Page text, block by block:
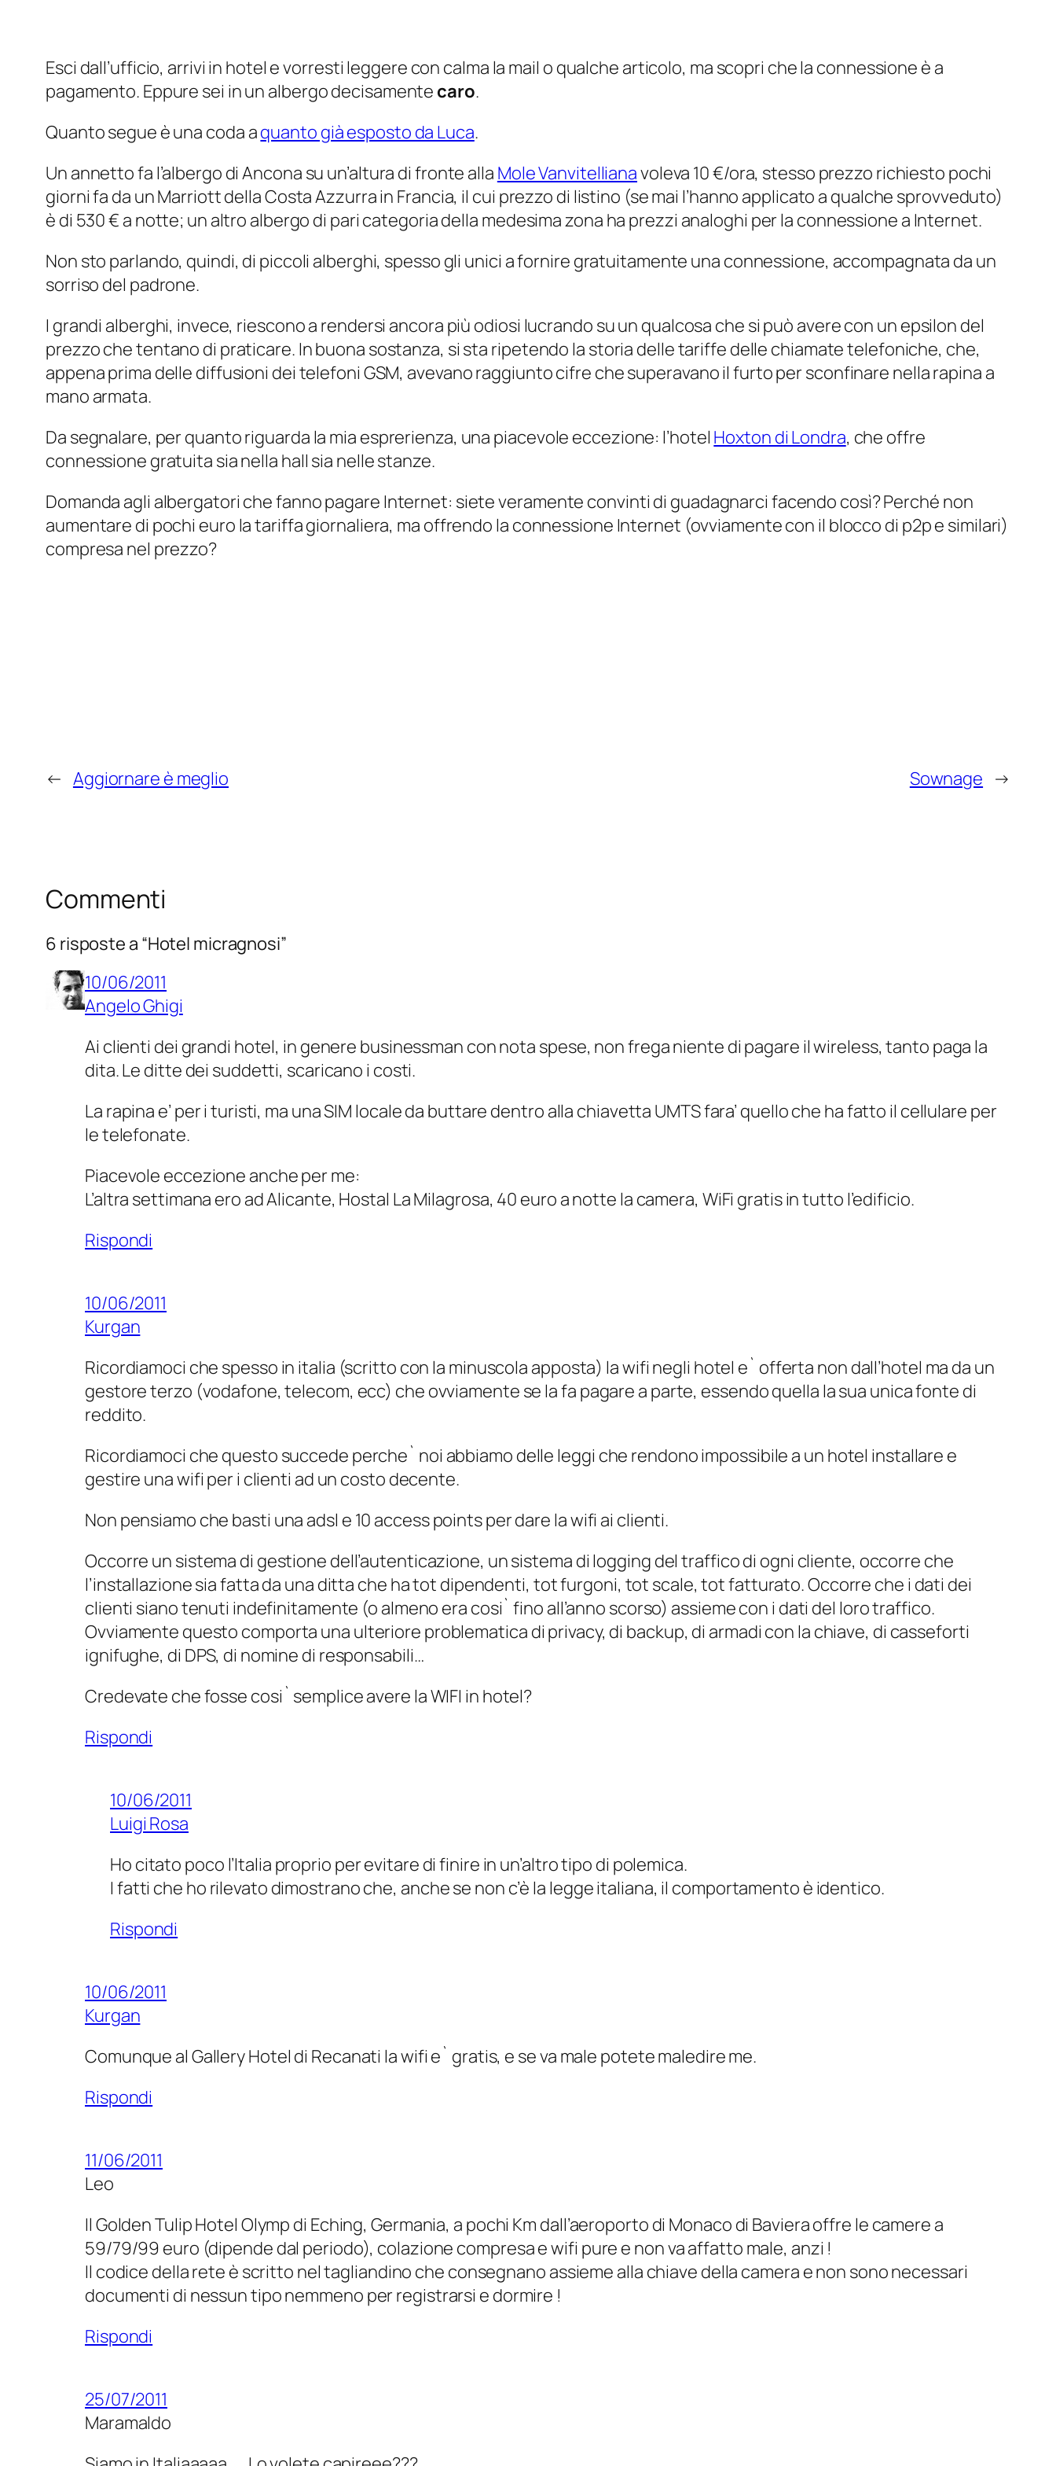
Esci dall’ufficio, arrivi in hotel e vorresti leggere con calma la mail o qualche articolo, ma scopri che la connessione è a
pagamento. Eppure sei in un albergo decisamente caro.
Quanto segue è una coda aquanto già esposto da Luca.
Un annetto fa l’albergo di Ancona su un’altura di fronte alla Mole Vanvitellianavoleva 10 €/ora, stesso prezzo richiesto pochi
giorni fa da un Marriott della Costa Azzurra in Francia, il cui prezzo di listino (se mai l’hanno applicato a qualche sprovveduto)
è di 530 € a notte; un altro albergo di pari categoria della medesima zona ha prezzi analoghi per la connessione a Internet.
Non sto parlando, quindi, di piccoli alberghi, spesso gli unici a fornire gratuitamente una connessione, accompagnata da un
sorriso del padrone.
I grandi alberghi, invece, riescono a rendersi ancora più odiosi lucrando su un qualcosa che si può avere con un epsilon del
prezzo che tentano di praticare. In buona sostanza, si sta ripetendo la storia delle tariffe delle chiamate telefoniche, che,
appena prima delle diffusioni dei telefoni GSM, avevano raggiunto cifre che superavano il furto per sconfinare nella rapina a
mano armata.
Da segnalare, per quanto riguarda la mia esprerienza, una piacevole eccezione: l’hotel Hoxton di Londra, che offre
connessione gratuita sia nella hall sia nelle stanze.
Domanda agli albergatori che fanno pagare Internet: siete veramente convinti di guadagnarci facendo così? Perché non
aumentare di pochi euro la tariffa giornaliera, ma offrendo la connessione Internet (ovviamente con il blocco di p2p e similari)
compresa nel prezzo?
← Aggiornare è meglio Sownage →
Commenti
6 risposte a “Hotel micragnosi”
10/06/2011
Angelo Ghigi
Ai clienti dei grandi hotel, in genere businessman con nota spese, non frega niente di pagare il wireless, tanto paga la
dita. Le ditte dei suddetti, scaricano i costi.
La rapina e’ per i turisti, ma una SIM locale da buttare dentro alla chiavetta UMTS fara’ quello che ha fatto il cellulare per
le telefonate.
Piacevole eccezione anche per me:
L’altra settimana ero ad Alicante, Hostal La Milagrosa, 40 euro a notte la camera, WiFi gratis in tutto l’edificio.
Rispondi
10/06/2011
Kurgan
Ricordiamoci che spesso in italia (scritto con la minuscola apposta) la wifi negli hotel e` offerta non dall’hotel ma da un
gestore terzo (vodafone, telecom, ecc) che ovviamente se la fa pagare a parte, essendo quella la sua unica fonte di
reddito.
Ricordiamoci che questo succede perche` noi abbiamo delle leggi che rendono impossibile a un hotel installare e
gestire una wifi per i clienti ad un costo decente.
Non pensiamo che basti una adsl e 10 access points per dare la wifi ai clienti.
Occorre un sistema di gestione dell’autenticazione, un sistema di logging del traffico di ogni cliente, occorre che
l’installazione sia fatta da una ditta che ha tot dipendenti, tot furgoni, tot scale, tot fatturato. Occorre che i dati dei
clienti siano tenuti indefinitamente (o almeno era cosi` fino all’anno scorso) assieme con i dati del loro traffico.
Ovviamente questo comporta una ulteriore problematica di privacy, di backup, di armadi con la chiave, di casseforti
ignifughe, di DPS, di nomine di responsabili…
Credevate che fosse cosi` semplice avere la WIFI in hotel?
Rispondi
10/06/2011
Luigi Rosa
Ho citato poco l’Italia proprio per evitare di finire in un’altro tipo di polemica.
I fatti che ho rilevato dimostrano che, anche se non c’è la legge italiana, il comportamento è identico.
Rispondi
10/06/2011
Kurgan
Comunque al Gallery Hotel di Recanati la wifi e` gratis, e se va male potete maledire me.
Rispondi
11/06/2011
Leo
Il Golden Tulip Hotel Olymp di Eching, Germania, a pochi Km dall’aeroporto di Monaco di Baviera offre le camere a
59/79/99 euro (dipende dal periodo), colazione compresa e wifi pure e non va affatto male, anzi !
Il codice della rete è scritto nel tagliandino che consegnano assieme alla chiave della camera e non sono necessari
documenti di nessun tipo nemmeno per registrarsi e dormire !
Rispondi
25/07/2011
Maramaldo